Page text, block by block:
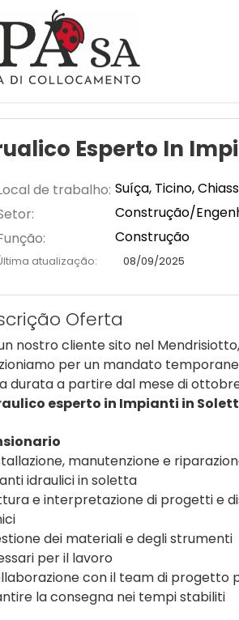
Esperto In
de trabalho: Suíça, Ticino,
Construção/
Construção
atualização: 08/09/2025
Oferta
nostro cliente sito nel Mendrisiotto,
per un mandato
durata a partire dal mese di
esperto in Impianti in
manutenzione e
idraulici in soletta
e interpretazione di progetti e
dei materiali e degli strumenti
per il lavoro
con il team di progetto
la consegna nei tempi stabiliti